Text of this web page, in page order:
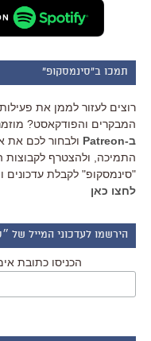
תמכו ב"סינמסקופ"
רוצים לעזור לממן את
המבקרים והפודקאסט?
ב-Patreon
ולבחור לכם את
התמיכה, ולהצטרף לקבוצות
"סינמסקופ" לקבלת עדכונים
לחצו כאן
הירשמו לעדכוני המייל של
הכניסו כתובת